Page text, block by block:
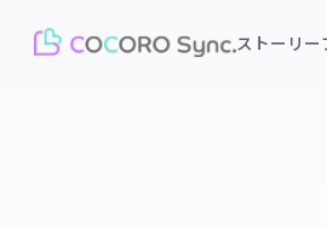
ストーリー